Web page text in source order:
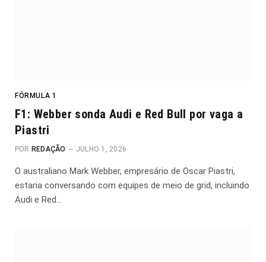
FÓRMULA 1
F1: Webber sonda Audi e Red Bull por vaga a
Piastri
POR REDAÇÃO JULHO 1, 2026
O australiano Mark Webber, empresário de Oscar Piastri,
estaria conversando com equipes de meio de grid, incluindo
Audi e Red…